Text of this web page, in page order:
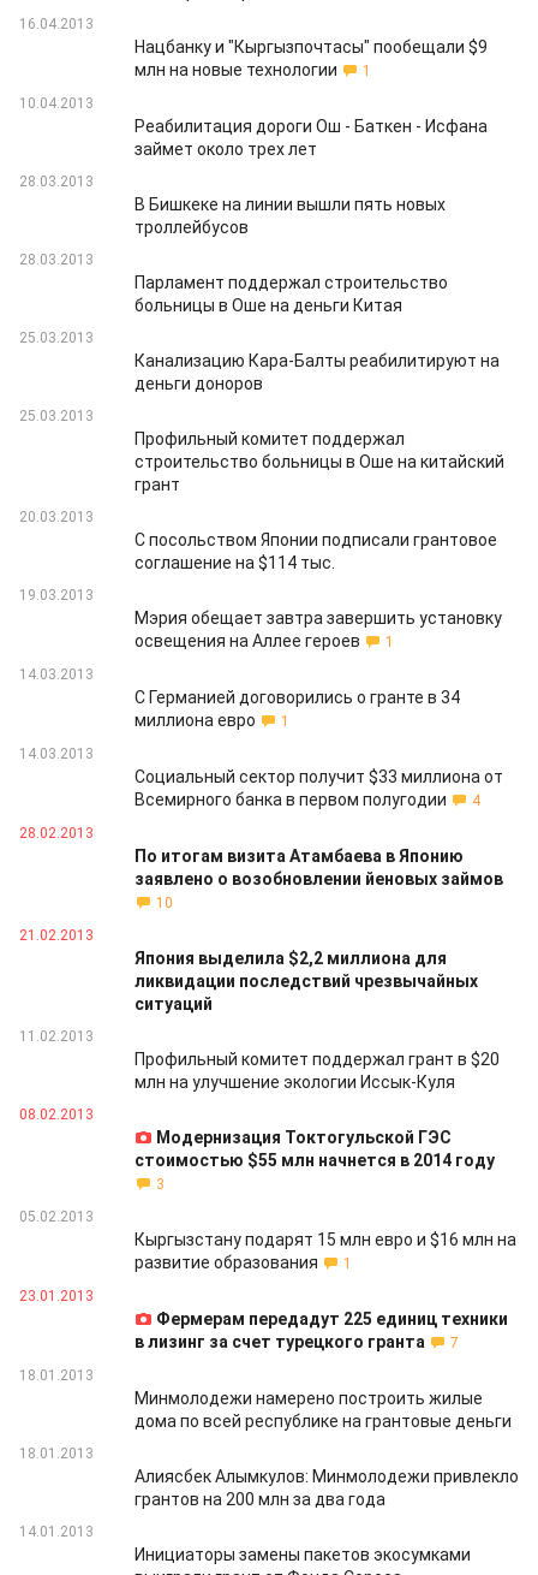
16.04.2013
Нацбанку и "Кыргызпочтасы" пообещали $9
млн на новые технологии
1
10.04.2013
Реабилитация дороги Ош - Баткен - Исфана
займет около трех лет
28.03.2013
В Бишкеке на линии вышли пять новых
троллейбусов
28.03.2013
Парламент поддержал строительство
больницы в Оше на деньги Китая
25.03.2013
Канализацию Кара-Балты реабилитируют на
деньги доноров
25.03.2013
Профильный комитет поддержал
строительство больницы в Оше на китайский
грант
20.03.2013
С посольством Японии подписали грантовое
соглашение на $114 тыс.
19.03.2013
Мэрия обещает завтра завершить установку
освещения на Аллее героев
1
14.03.2013
С Германией договорились о гранте в 34
миллиона евро
1
14.03.2013
Социальный сектор получит $33 миллиона от
Всемирного банка в первом полугодии
4
28.02.2013
По итогам визита Атамбаева в Японию
заявлено о возобновлении йеновых займов
10
21.02.2013
Япония выделила $2,2 миллиона для
ликвидации последствий чрезвычайных
ситуаций
11.02.2013
Профильный комитет поддержал грант в $20
млн на улучшение экологии Иссык-Куля
08.02.2013
Модернизация Токтогульской ГЭС
стоимостью $55 млн начнется в 2014 году
3
05.02.2013
Кыргызстану подарят 15 млн евро и $16 млн на
развитие образования
1
23.01.2013
Фермерам передадут 225 единиц техники
в лизинг за счет турецкого гранта
7
18.01.2013
Минмолодежи намерено построить жилые
дома по всей республике на грантовые деньги
18.01.2013
Алиясбек Алымкулов: Минмолодежи привлекло
грантов на 200 млн за два года
14.01.2013
Инициаторы замены пакетов экосумками